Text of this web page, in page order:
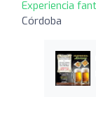
Experiencia
Córdoba